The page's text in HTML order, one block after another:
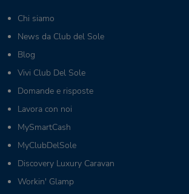
Chi siamo
News da Club del Sole
Blog
Vivi Club Del Sole
Domande e risposte
Lavora con noi
MySmartCash
MyClubDelSole
Discovery Luxury Caravan
Workin' Glamp